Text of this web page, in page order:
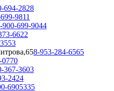
694-2828
9811
900-699-9044
6622
8-953-284-6565
0770
367-3603
2424
6905335